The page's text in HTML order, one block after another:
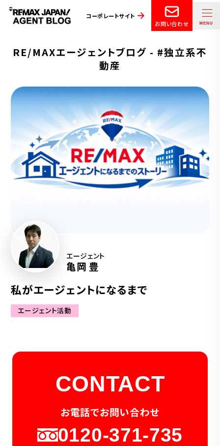
コーポレートサイト
お問い合わせ
RE/MAXエージェントブログ - #独立系不
動産
エージェント
亀岡 豊
私がエージェントになるまで
エージェント活動
CONTACT
お電話でお問い合わせ
0120-371-735